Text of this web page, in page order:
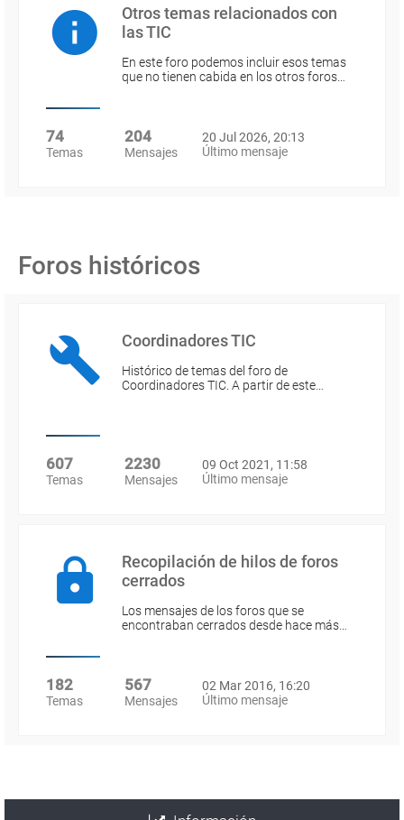
Otros temas relacionados con
las TIC
En este foro podemos incluir esos temas
que no tienen cabida en los otros foros…
74
Temas
204
Mensajes
20 Jul 2026, 20:13
Último mensaje
Foros históricos
Coordinadores TIC
Histórico de temas del foro de
Coordinadores TIC. A partir de este…
607
Temas
2230
Mensajes
09 Oct 2021, 11:58
Último mensaje
Recopilación de hilos de foros
cerrados
Los mensajes de los foros que se
encontraban cerrados desde hace más…
182
Temas
567
Mensajes
02 Mar 2016, 16:20
Último mensaje